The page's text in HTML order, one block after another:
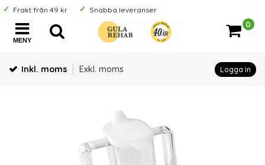
Frakt från 49 kr Snabba leveranser
MENY
0
Inkl. moms Exkl. moms Logga in